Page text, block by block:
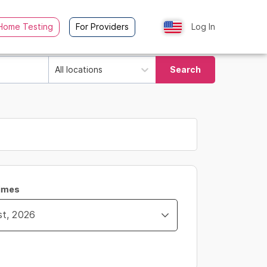
Testing For Providers Log In
All locations Search